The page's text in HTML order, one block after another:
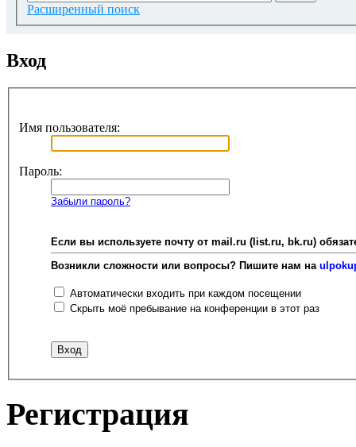
Расширенный поиск
Вход
Имя пользователя:
Пароль:
Забыли пароль?
Если вы используете почту от mail.ru (list.ru, bk.ru)
Возникли сложности или вопросы? Пишите нам на
Автоматически входить при каждом посещении
Скрыть моё пребывание на конференции в этот раз
Регистрация